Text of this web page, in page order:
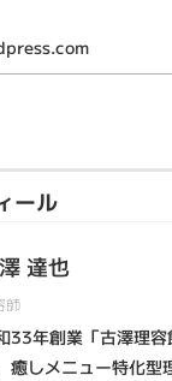
ール
達也
師
33年創業「古澤理
癒しメニュー特化型